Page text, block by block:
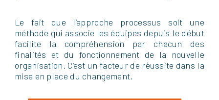
Le fait que l’approche processus soit une
méthode qui associe les équipes depuis le début
facilite la compréhension par chacun des
finalités et du fonctionnement de la nouvelle
organisation. C’est un facteur de réussite dans la
mise en place du changement.